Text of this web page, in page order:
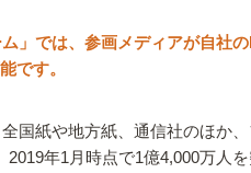
」では、参画メディアが自社
です。
国紙や地方紙、通信社のほか
年1月時点で1億4,000万人を